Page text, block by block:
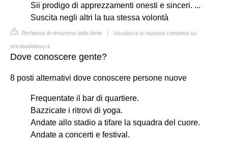
Sii prodigo di apprezzamenti onesti e sinceri. ...
Suscita negli altri la tua stessa volontà
Richiesta di rimozione della fonte | Visualizza la risposta completa su
ericabadalassi.it
Dove conoscere gente?
8 posti alternativi dove conoscere persone nuove
Frequentate il bar di quartiere.
Bazzicate i ritrovi di yoga.
Andate allo stadio a tifare la squadra del cuore.
Andate a concerti e festival.